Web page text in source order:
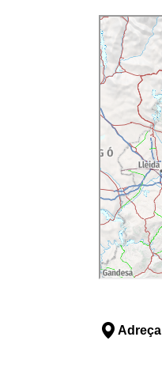
Adreça